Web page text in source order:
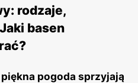
rodzaje,
basen
pogoda sprzyjają